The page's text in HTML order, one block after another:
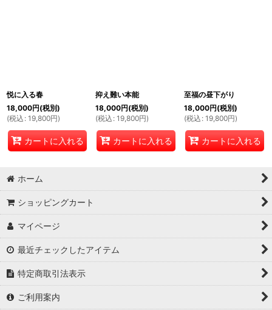
悦に入る春
18,000円(税別)
(税込 : 19,800円)
カートに入れる
抑え難い本能
18,000円(税別)
(税込 : 19,800円)
カートに入れる
至福の昼下がり
18,000円(税別)
(税込 : 19,800円)
カートに入れる
ホーム
ショッピングカート
マイページ
最近チェックしたアイテム
特定商取引法表示
ご利用案内